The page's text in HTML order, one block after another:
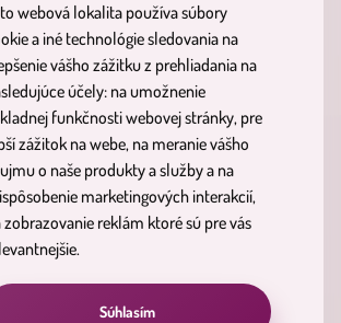
webová lokalita používa súbory
a iné technológie sledovania na
vášho zážitku z prehliadania na
účely: na umožnenie
funkčnosti webovej stránky, pre
zážitok na webe, na meranie vášho
o naše produkty a služby a na
marketingových interakcií,
zobrazovanie reklám ktoré sú pre vás
.
Súhlasím
Zásady spracúvania osobných
údajov
Reklamačný poriadok
Poučenie o právach
dotknutých osôb
Formulár na odstúpenie od
zmluvy
Účinné látky
Partnerský
program